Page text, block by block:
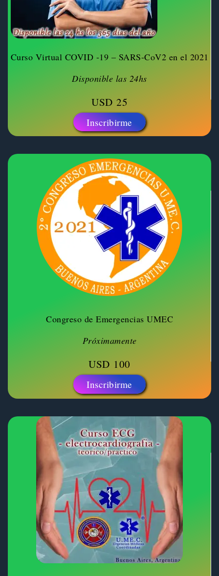
Curso Virtual COVID -19 – SARS-CoV2 en el 2021
Disponible las 24hs
USD 25
Inscribirme
Congreso de Emergencias UMEC
Próximamente
USD 100
Inscribirme